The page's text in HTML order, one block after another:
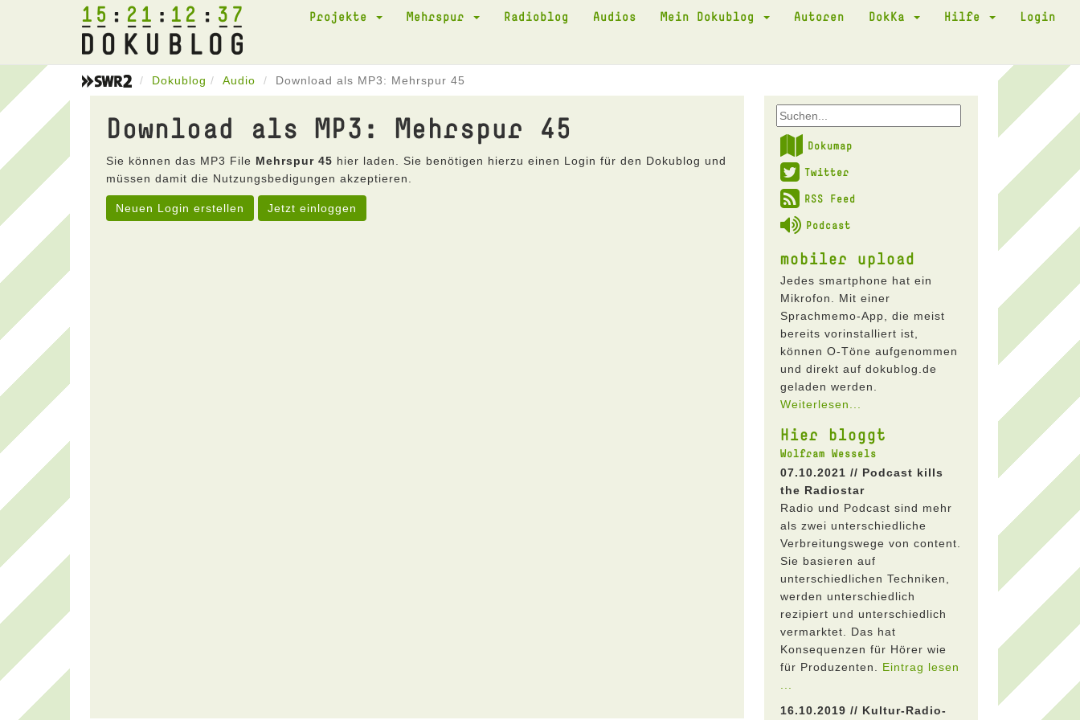
15 21 12 37 Projekte Mehrspur Radioblog Audios Mein Dokublog Autoren DokKa Hilfe Login
Dokublog Audio Download als MP3: Mehrspur 45
Download als MP3: Mehrspur 45
Sie können das MP3 File Mehrspur 45 hier laden. Sie benötigen hierzu einen Login für den Dokublog und
müssen damit die Nutzungsbedigungen akzeptieren.
Neuen Login erstellen Jetzt einloggen
Dokumap
Twitter
RSS Feed
Podcast
mobiler upload
Jedes smartphone hat ein
Mikrofon. Mit einer
Sprachmemo-App, die meist
bereits vorinstalliert ist,
können O-Töne aufgenommen
und direkt auf dokublog.de
geladen werden.
Weiterlesen...
Hier bloggt
Wolfram Wessels
07.10.2021 // Podcast kills
the Radiostar
Radio und Podcast sind mehr
als zwei unterschiedliche
Verbreitungswege von content.
Sie basieren auf
unterschiedlichen Techniken,
werden unterschiedlich
rezipiert und unterschiedlich
vermarktet. Das hat
Konsequenzen für Hörer wie
für Produzenten. Eintrag lesen
16.10.2019 // Kultur-Radio-